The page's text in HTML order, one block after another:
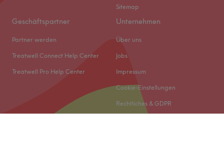
Sitemap
Geschäftspartner
Partner werden
Treatwell Connect Help Center
Treatwell Pro Help Center
Unternehmen
Über uns
Jobs
Impressum
Cookie-Einstellungen
Rechtliches & GDPR